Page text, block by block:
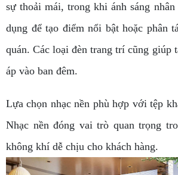
sự thoải mái, trong khi ánh sáng
dụng để tạo điểm nổi bật hoặc phân
quán. Các loại đèn trang trí cũng giúp
áp vào ban đêm.
Lựa chọn nhạc nền phù hợp với tệp
Nhạc nền đóng vai trò quan trọng
không khí dễ chịu cho khách hàng.